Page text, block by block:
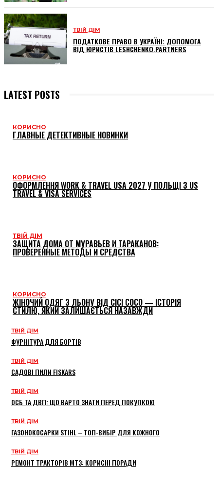
ТВІЙ ДІМ
ПОДАТКОВЕ ПРАВО В УКРАЇНІ: ДОПОМОГА
ВІД ЮРИСТІВ LESHCHENKO.PARTNERS
LATEST POSTS
КОРИСНО
ГЛАВНЫЕ ДЕТЕКТИВНЫЕ НОВИНКИ
КОРИСНО
ОФОРМЛЕННЯ WORK & TRAVEL USA 2027 У ПОЛЬЩІ З US
TRAVEL & VISA SERVICES
ТВІЙ ДІМ
ЗАЩИТА ДОМА ОТ МУРАВЬЕВ И ТАРАКАНОВ:
ПРОВЕРЕННЫЕ МЕТОДЫ И СРЕДСТВА
КОРИСНО
ЖІНОЧИЙ ОДЯГ З ЛЬОНУ ВІД CICI COCO — ІСТОРІЯ
СТИЛЮ, ЯКИЙ ЗАЛИШАЄТЬСЯ НАЗАВЖДИ
ТВІЙ ДІМ
ФУРНІТУРА ДЛЯ БОРТІВ
ТВІЙ ДІМ
САДОВІ ПИЛИ FISKARS
ТВІЙ ДІМ
ОСБ ТА ДВП: ЩО ВАРТО ЗНАТИ ПЕРЕД ПОКУПКОЮ
ТВІЙ ДІМ
ГАЗОНОКОСАРКИ STIHL – ТОП-ВИБІР ДЛЯ КОЖНОГО
ТВІЙ ДІМ
РЕМОНТ ТРАКТОРІВ МТЗ: КОРИСНІ ПОРАДИ